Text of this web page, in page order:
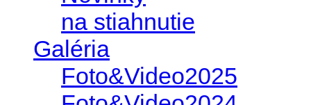
na stiahnutie
Galéria
Foto&Video2025